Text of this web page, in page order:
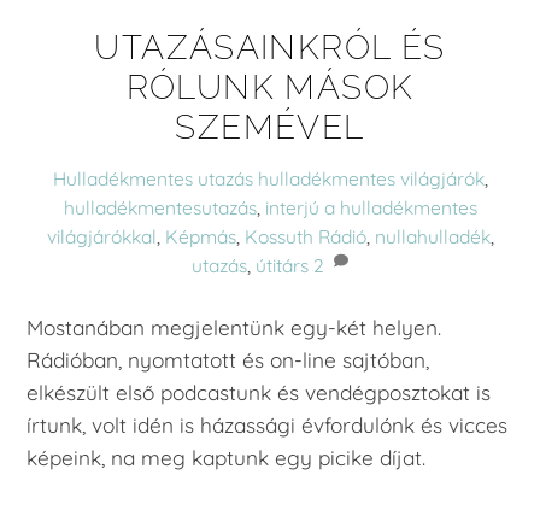
UTAZÁSAINKRÓL ÉS
RÓLUNK MÁSOK
SZEMÉVEL
Hulladékmentes utazás hulladékmentes világjárók,
hulladékmentesutazás, interjú a hulladékmentes
világjárókkal Képmás, Kossuth Rádió, nullahulladék,
utazás, útitárs 2
Mostanában megjelentünk egy-két helyen.
Rádióban, nyomtatott és on-line sajtóban,
elkészült első podcastunk és vendégposztokat is
írtunk, volt idén is házassági évfordulónk és vicces
képeink, na meg kaptunk egy picike díjat.